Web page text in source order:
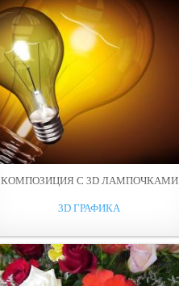
КОМПОЗИЦИЯ С 3D ЛАМПОЧКАМИ
3D ГРАФИКА